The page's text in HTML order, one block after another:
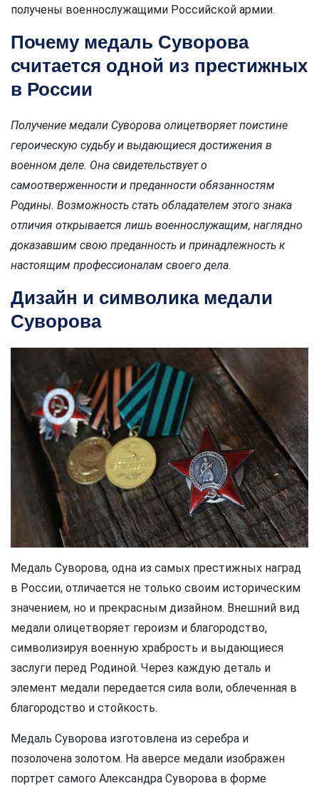
получены военнослужащими Российской армии.
Почему медаль Суворова
считается одной из престижных
в России
Получение медали Суворова олицетворяет поистине
героическую судьбу и выдающиеся достижения в
военном деле. Она свидетельствует о
самоотверженности и преданности обязанностям
Родины. Возможность стать обладателем этого знака
отличия открывается лишь военнослужащим, наглядно
доказавшим свою преданность и принадлежность к
настоящим профессионалам своего дела.
Дизайн и символика медали
Суворова
Медаль Суворова, одна из самых престижных наград
в России, отличается не только своим историческим
значением, но и прекрасным дизайном. Внешний вид
медали олицетворяет героизм и благородство,
символизируя военную храбрость и выдающиеся
заслуги перед Родиной. Через каждую деталь и
элемент медали передается сила воли, облеченная в
благородство и стойкость.
Медаль Суворова изготовлена из серебра и
позолочена золотом. На аверсе медали изображен
портрет самого Александра Суворова в форме